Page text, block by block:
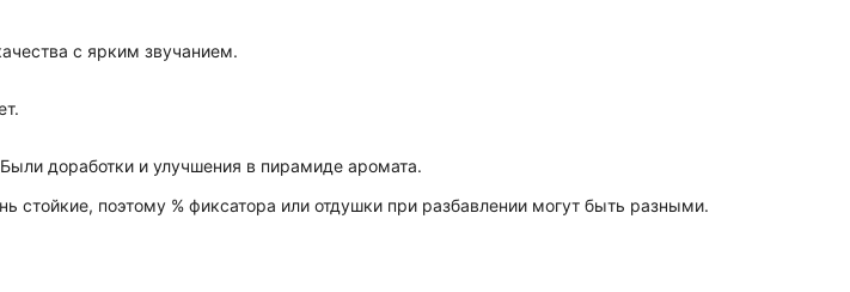
с ярким звучанием.
доработки и улучшения в пирамиде аромата.
поэтому % фиксатора или отдушки при разбавлении могут быть разными.